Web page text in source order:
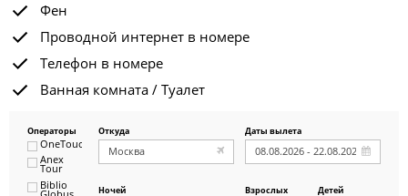
Фен
Проводной интернет в номере
Телефон в номере
Ванная комната / Туалет
Операторы
OneTouch&Travel
Anex
Tour
Biblio
Откуда Даты вылета
Ночей Взрослых Детей